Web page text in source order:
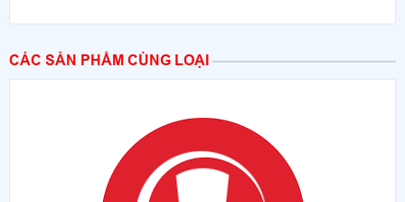
CÁC SẢN PHẨM CÙNG LOẠI